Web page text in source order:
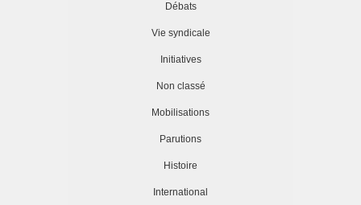
Débats
Vie syndicale
Initiatives
Non classé
Mobilisations
Parutions
Histoire
International